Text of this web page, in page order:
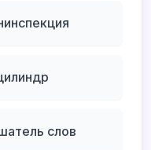
слов